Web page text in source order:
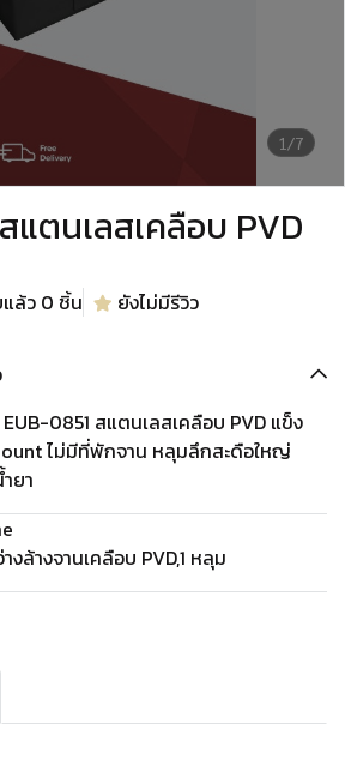
1/7
แตนเลสเคลือบ PVD
ล้ว 0 ชิ้น
ยังไม่มีรีวิว
0851 สแตนเลสเคลือบ PVD แข็ง
ไม่มีที่พักจาน หลุมลึกสะดือใหญ่
ยา
างล้างจานเคลือบ PVD,1 หลุม